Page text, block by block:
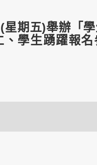
星期五)舉辦「
學生踴躍報